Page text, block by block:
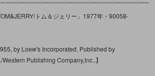
トム＆ジェリー」1977年・90058-
by Loew's Incorporated. Published by
Publishing Company,Inc.,】